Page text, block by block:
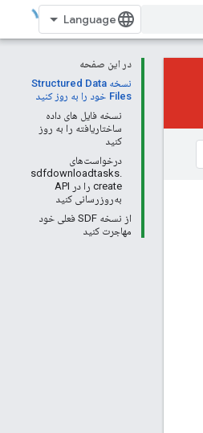
در این صفحه
نسخه Structured Data
Files خود را به روز کنید
نسخه فایل های داده
ساختاریافته را به روز
کنید
درخواست‌های
sdfdownloadtasks.
create را در API
به‌روزرسانی کنید
از نسخه SDF فعلی خود
مهاجرت کنید